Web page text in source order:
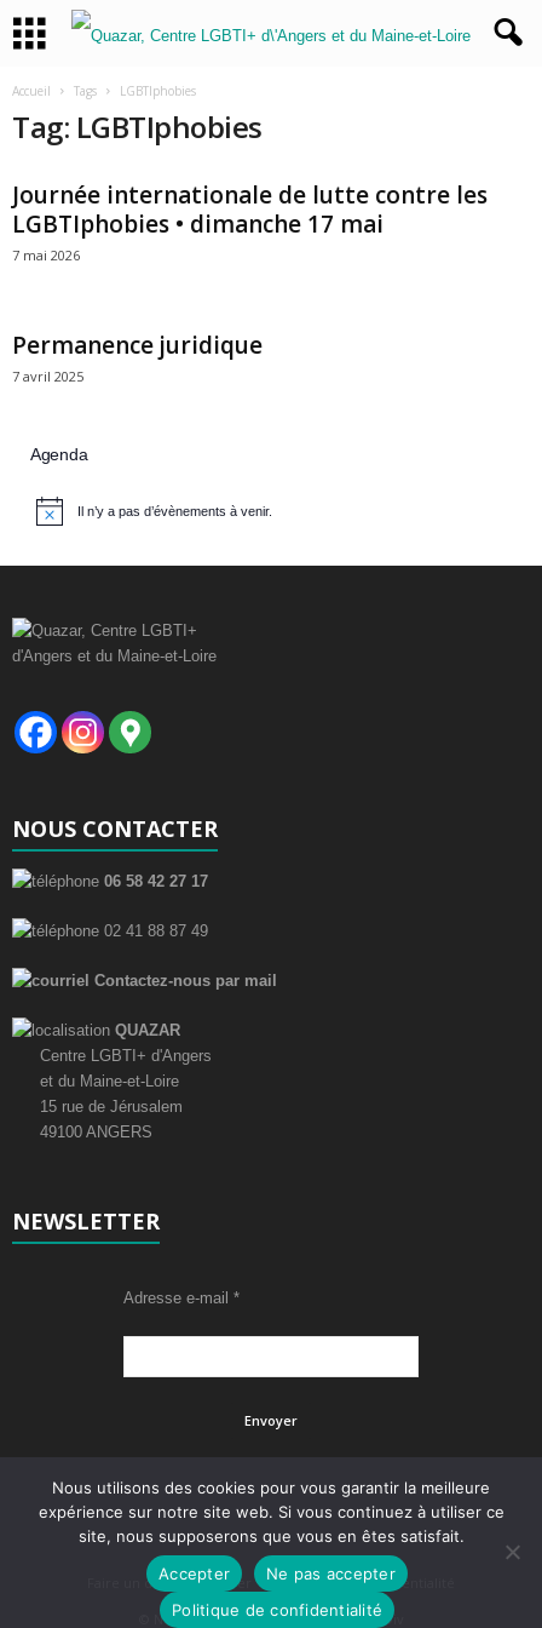
Accueil Tags LGBTIphobies
Tag: LGBTIphobies
Journée internationale de lutte contre les
LGBTIphobies • dimanche 17 mai
7 mai 2026
Permanence juridique
7 avril 2025
Agenda
Il n’y a pas d’évènements à venir.
NOUS CONTACTER
06 58 42 27 17
02 41 88 87 49
Contactez-nous par mail
QUAZAR
Centre LGBTI+ d'Angers
et du Maine-et-Loire
15 rue de Jérusalem
49100 ANGERS
NEWSLETTER
Adresse e-mail *
Faire un don Adhérer
Politique de confidentialité
© Newsmag WordPress Theme by tagDiv
Nous utilisons des cookies pour vous garantir la meilleure
expérience sur notre site web. Si vous continuez à utiliser ce
site, nous supposerons que vous en êtes satisfait.
Accepter
Ne pas accepter
Politique de confidentialité